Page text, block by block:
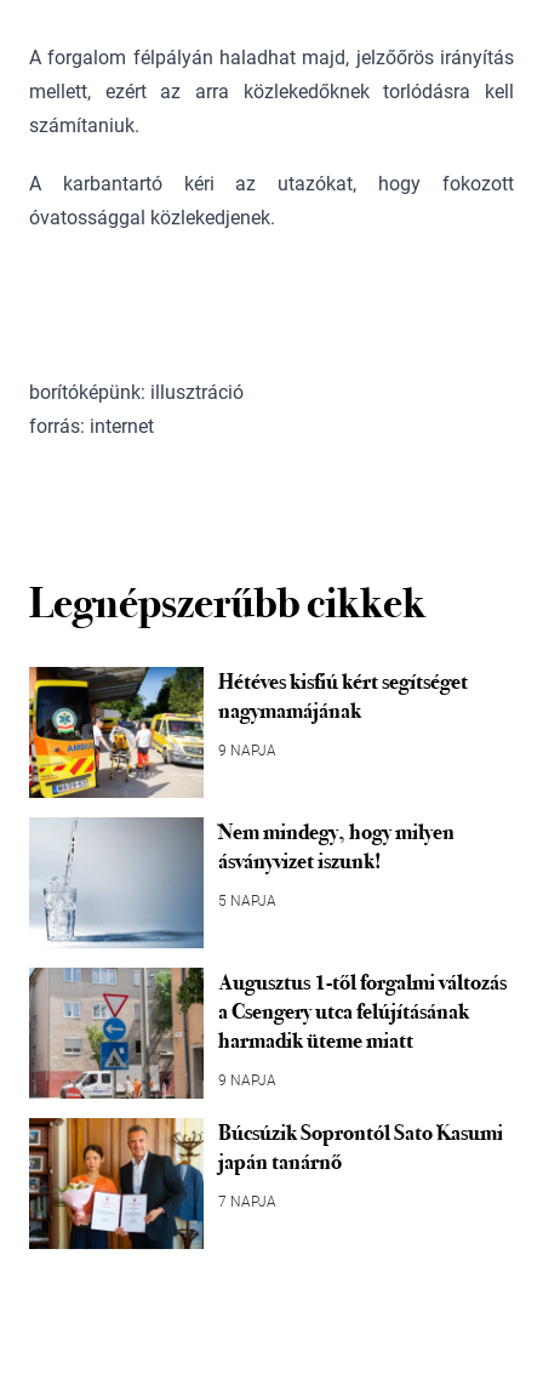
A forgalom félpályán haladhat majd, jelzőőrös irányítás
mellett, ezért az arra közlekedőknek torlódásra kell
számítaniuk.
A karbantartó kéri az utazókat, hogy fokozott
óvatossággal közlekedjenek.
borítóképünk: illusztráció
forrás: internet
Legnépszerűbb cikkek
Hétéves kisfiú kért segítséget
nagymamájának
9 NAPJA
Nem mindegy, hogy milyen
ásványvizet iszunk!
5 NAPJA
Augusztus 1-től forgalmi változás
a Csengery utca felújításának
harmadik üteme miatt
9 NAPJA
Búcsúzik Soprontól Sato Kasumi
japán tanárnő
7 NAPJA